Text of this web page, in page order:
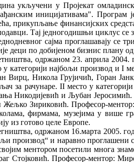
укључени у Пројекат
иницијативама".
прикупљање финансијских
Тај једногодишњи циклус
сајма проглашавају
деци по добијеном бизнис плану
одржаном 23. априла
категорији најбољи производ и
Вирц, Никола Грујичић, Горан
за рачунаре. ΙΙ место у
Никодијевић и Љубан
Зириковић. Професор-ментор:
фирмама, музејима у више
из готово целе Европе.
одржаном 16.марта 2005.
производ“ и наравно
ментором посетили многа
Стојковић. Професор-ментор: